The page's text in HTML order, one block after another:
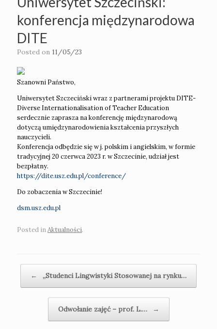
konferencja międzynarodowa
DITE
Posted on 11/05/23
Szanowni Państwo,
Uniwersytet Szczeciński wraz z partnerami projektu DITE-
Diverse Internationalisation of Teacher Education
serdecznie zaprasza na konferencję międzynarodową
dotyczą umiędzynarodowienia kształcenia przyszłych
nauczycieli.
Konferencja odbędzie się w j. polskim i angielskim, w formie
tradycyjnej 20 czerwca 2023 r. w Szczecinie, udział jest
bezpłatny.
https://dite.usz.edu.pl/conference/
Do zobaczenia w Szczecinie!
dsm.usz.edu.pl
Posted inAktualności.
← „Studenci Lingwistyki Stosowanej na rynku…
Odwołanie zajęć – prof. L.… →